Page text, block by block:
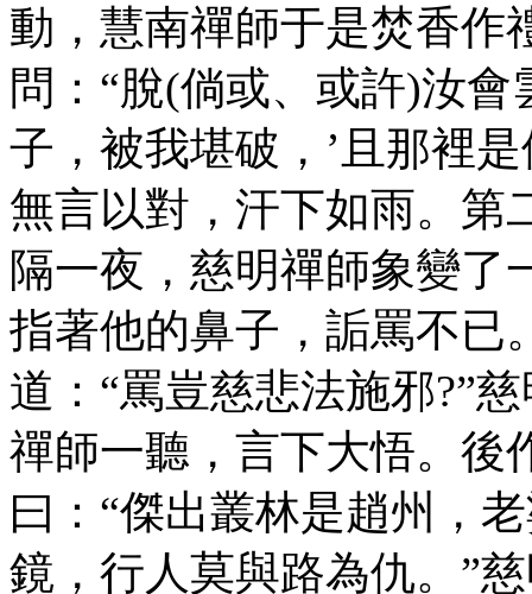
動，慧南禪師于是焚香作
問：“脫(倘或、或許)汝
子，被我堪破，’且那裡
無言以對，汗下如雨。第
隔一夜，慈明禪師象變了
指著他的鼻子，詬罵不已
道：“罵豈慈悲法施邪?”
禪師一聽，言下大悟。後
曰：“傑出叢林是趙州，
鏡，行人莫與路為仇。”